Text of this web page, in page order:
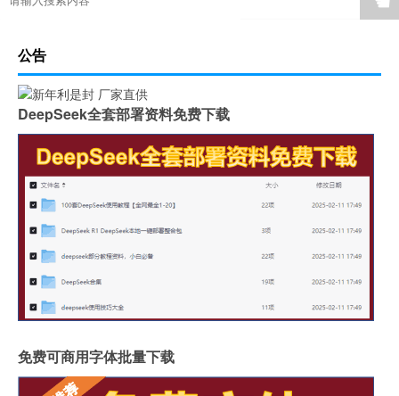
公告
DeepSeek全套部署资料免费下载
免费可商用字体批量下载